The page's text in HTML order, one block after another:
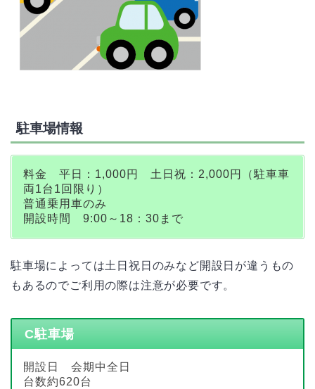
駐車場情報
料金 平日：1,000円 土日祝：2,000円（駐車車
両1台1回限り）
普通乗用車のみ
開設時間 9:00～18：30まで
駐車場によっては土日祝日のみなど開設日が違うもの
もあるのでご利用の際は注意が必要です。
C駐車場
開設日 会期中全日
台数約620台